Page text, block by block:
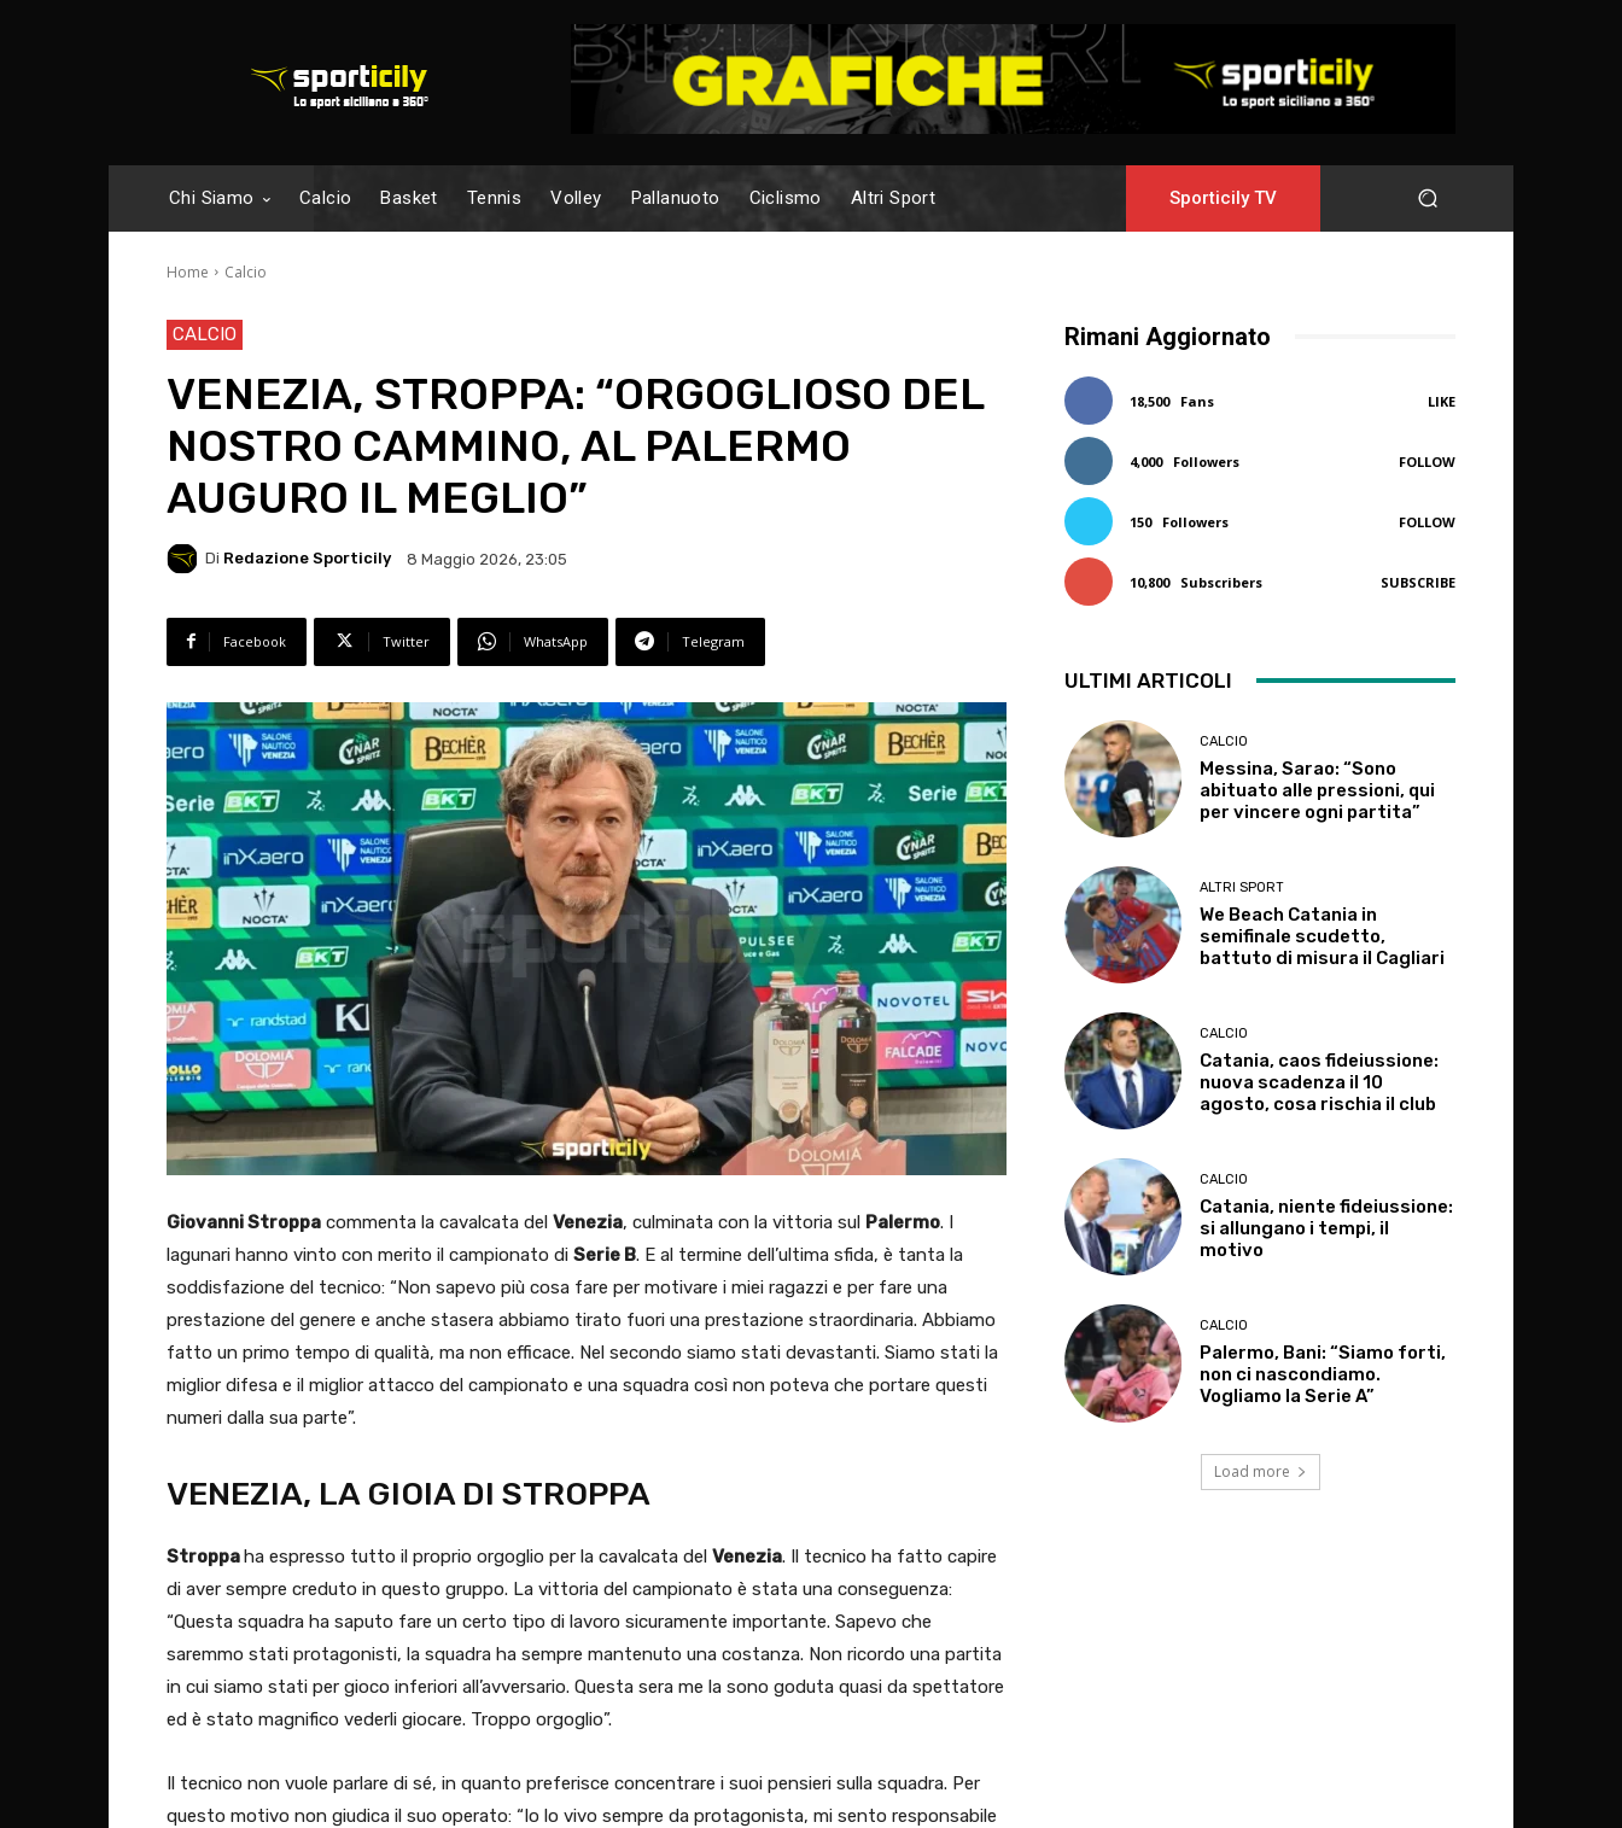
Chi Siamo Calcio Basket Tennis Volley Pallanuoto Ciclismo Altri Sport Sporticily TV
Home Calcio
CALCIO
VENEZIA, STROPPA: “ORGOGLIOSO DEL
NOSTRO CAMMINO, AL PALERMO
AUGURO IL MEGLIO”
Di Redazione Sporticily 8 Maggio 2026, 23:05
Facebook Twitter WhatsApp Telegram
Giovanni Stroppa commenta la cavalcata del Venezia, culminata con la vittoria sul Palermo. I
lagunari hanno vinto con merito il campionato di Serie B. E al termine dell’ultima sfida, è tanta la
soddisfazione del tecnico: “Non sapevo più cosa fare per motivare i miei ragazzi e per fare una
prestazione del genere e anche stasera abbiamo tirato fuori una prestazione straordinaria. Abbiamo
fatto un primo tempo di qualità, ma non efficace. Nel secondo siamo stati devastanti. Siamo stati la
miglior difesa e il miglior attacco del campionato e una squadra così non poteva che portare questi
numeri dalla sua parte”.
VENEZIA, LA GIOIA DI STROPPA
Stroppaha espresso tutto il proprio orgoglio per la cavalcata del Venezia. Il tecnico ha fatto capire
di aver sempre creduto in questo gruppo. La vittoria del campionato è stata una conseguenza:
“Questa squadra ha saputo fare un certo tipo di lavoro sicuramente importante. Sapevo che
saremmo stati protagonisti, la squadra ha sempre mantenuto una costanza. Non ricordo una partita
in cui siamo stati per gioco inferiori all’avversario. Questa sera me la sono goduta quasi da spettatore
ed è stato magnifico vederli giocare. Troppo orgoglio”.
Il tecnico non vuole parlare di sé, in quanto preferisce concentrare i suoi pensieri sulla squadra. Per
questo motivo non giudica il suo operato: “Io lo vivo sempre da protagonista, mi sento responsabile
Rimani Aggiornato
18,500 Fans LIKE
4,000 Followers FOLLOW
150 Followers FOLLOW
10,800 Subscribers SUBSCRIBE
ULTIMI ARTICOLI
CALCIO
Messina, Sarao: “Sono
abituato alle pressioni, qui
per vincere ogni partita”
ALTRI SPORT
We Beach Catania in
semifinale scudetto,
battuto di misura il Cagliari
CALCIO
Catania, caos fideiussione:
nuova scadenza il 10
agosto, cosa rischia il club
CALCIO
Catania, niente fideiussione:
si allungano i tempi, il
motivo
CALCIO
Palermo, Bani: “Siamo forti,
non ci nascondiamo.
Vogliamo la Serie A”
Load more